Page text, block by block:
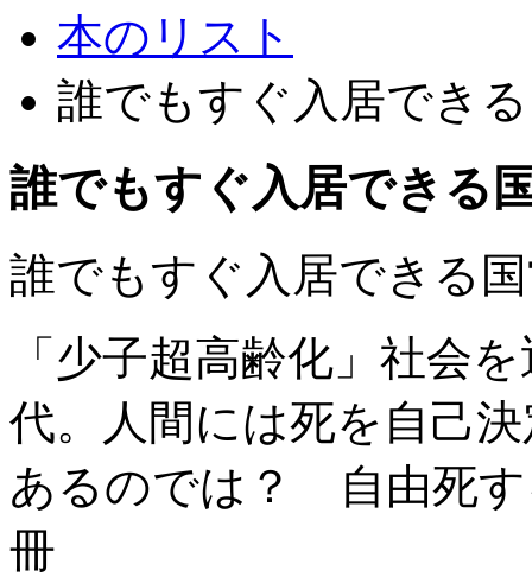
本のリスト
誰でもすぐ入居でき
誰でもすぐ入居できる
誰でもすぐ入居できる
「少子超高齢化」社会
代。人間には死を自己
あるのでは？ 自由死す
冊